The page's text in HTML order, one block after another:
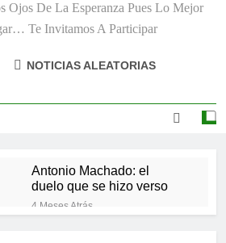
Ojos De La Esperanza Pues Lo Mejor
Te Invitamos A Participar
NOTICIAS ALEATORIAS
Antonio Machado: el
duelo que se hizo verso
4 Meses Atrás